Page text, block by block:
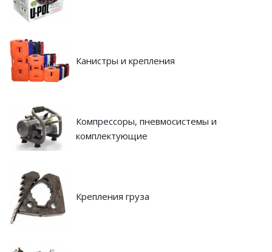
Канистры и крепления
Компрессоры, пневмосистемы и
комплектующие
Крепления груза